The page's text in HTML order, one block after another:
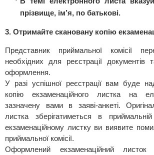
прізвище, ім’я, по батькові.
3. Отримайте скановану копію
Представник приймальної комісії
необхідних для реєстрації документів
оформлення.
У разі успішної реєстрації вам буде
копію екзаменаційного листка на
зазначену вами в заяві-анкеті.
листка зберігатиметься в
екзаменаційному листку ви виявите
приймальної комісії.
Оформлений екзаменаційний